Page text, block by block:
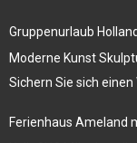
Gruppenurlaub
Moderne Kunst
Sichern Sie sich
Ferienhaus Ameland